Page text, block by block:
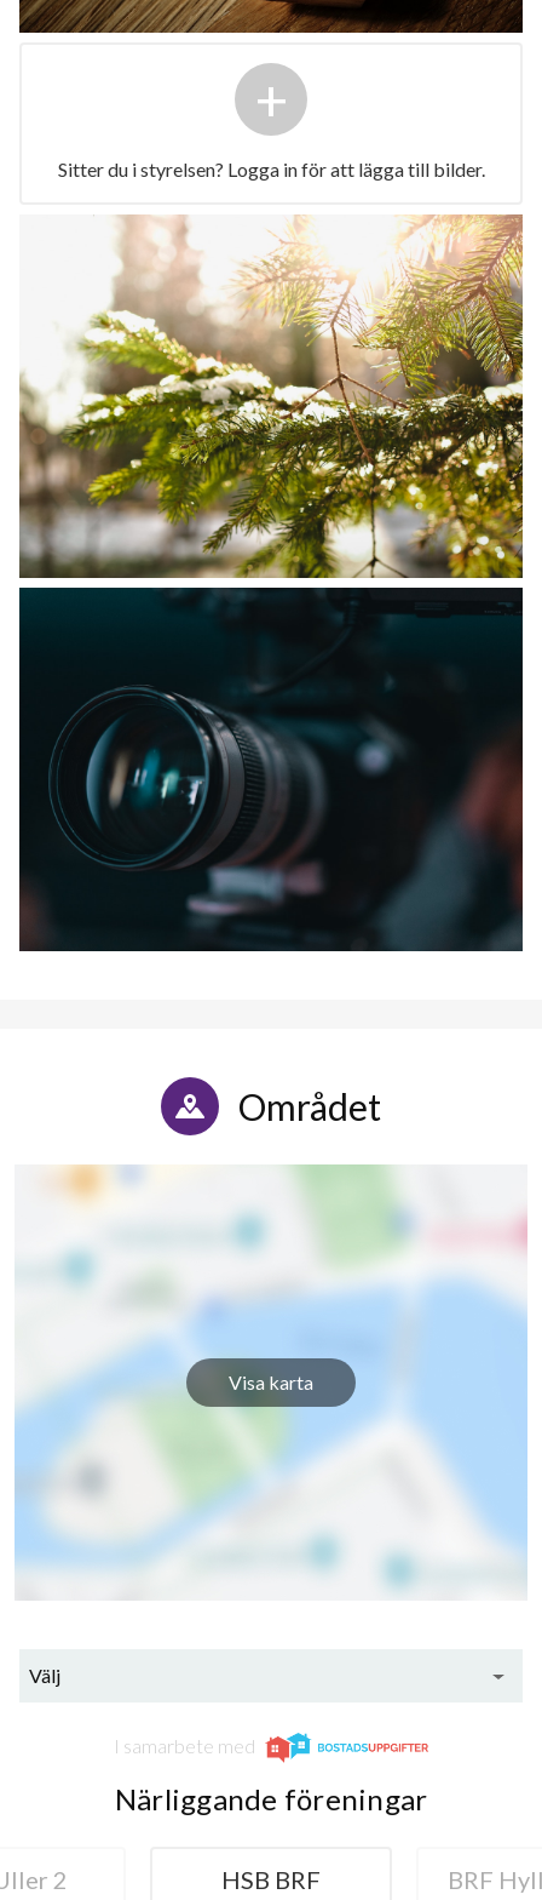
+
Sitter du i styrelsen? Logga in för att lägga till bilder.
Området
Visa karta
Välj
I samarbete med
Närliggande föreningar
BRF Hyllie Allé i
BRF